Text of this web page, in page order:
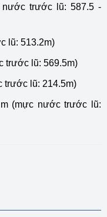
trước lũ: 587.5 -
lũ: 513.2m)
trước lũ: 569.5m)
trước lũ: 214.5m)
(mực nước trước lũ: